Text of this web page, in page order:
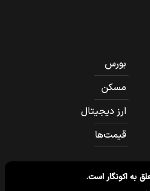
بورس
مسکن
ارز دیجیتال
قیمت‌ها
به اکونگاراست.